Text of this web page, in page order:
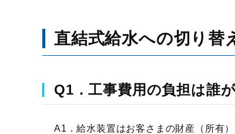
直結式給水への切り
Q1．工事費用の負担は誰
A1．給水装置はお客さまの財産（所有